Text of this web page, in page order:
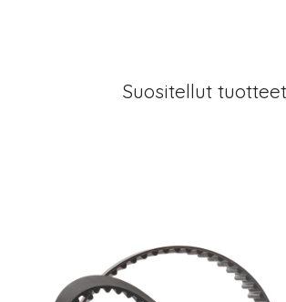
Suositellut tuotteet